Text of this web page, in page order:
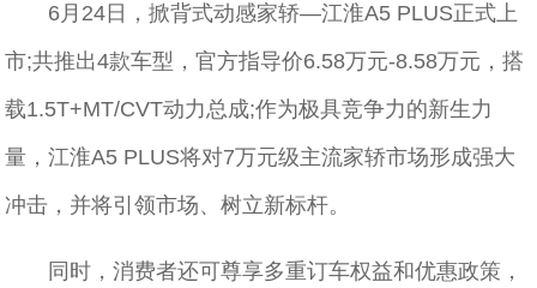
6月24日，掀背式动感家轿—江淮A5 PLUS正式上
市;共推出4款车型，官方指导价6.58万元-8.58万元，搭
载1.5T+MT/CVT动力总成;作为极具竞争力的新生力
量，江淮A5 PLUS将对7万元级主流家轿市场形成强大
冲击，并将引领市场、树立新标杆。
同时，消费者还可尊享多重订车权益和优惠政策，